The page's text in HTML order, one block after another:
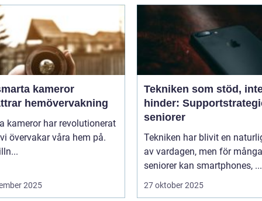
kameror
hemövervakning
kameror har revolutionerat
övervakar våra hem på.
2025
Tekniken som stöd,
hinder:
seniorer
Tekniken har blivit en
av vardagen, men för många
seniorer kan smartphones, ...
27 oktober 2025